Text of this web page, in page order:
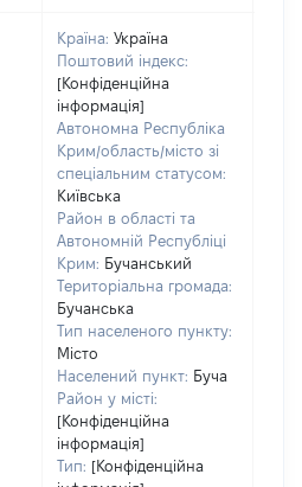
Країна: Україна
Поштовий індекс:
[Конфіденційна
інформація]
Автономна Республіка
Крим/область/місто зі
спеціальним статусом:
Київська
Район в області та
Автономній Республіці
Крим: Бучанський
Територіальна громада:
Бучанська
Тип населеного пункту:
Місто
Населений пункт: Буча
Район у місті:
[Конфіденційна
інформація]
Тип: [Конфіденційна